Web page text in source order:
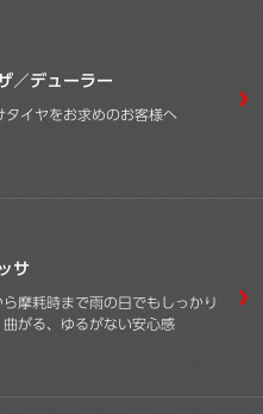
／デューラー
タイヤをお求めのお客様へ
サ
摩耗時まで雨の日でもしっかり
曲がる、ゆるがない安心感